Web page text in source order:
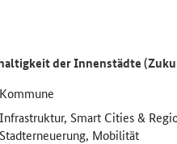
der Innenstädte
Kommune
Infrastruktur, Smart Cities &
Stadterneuerung, Mobilität